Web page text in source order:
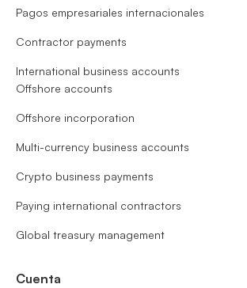
Pagos empresariales internacionales
Contractor payments
International business accounts
Offshore accounts
Offshore incorporation
Multi-currency business accounts
Crypto business payments
Paying international contractors
Global treasury management
Cuenta